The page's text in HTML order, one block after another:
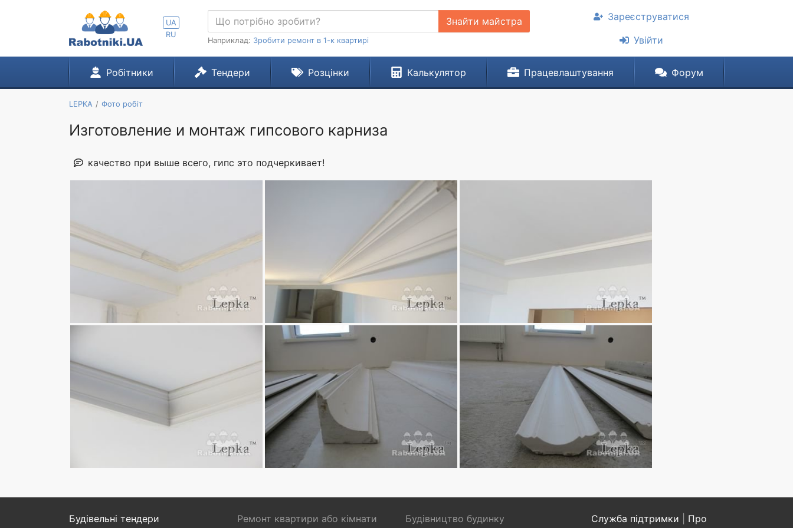
UA
RU
Знайти майстра
Наприклад: Зробити ремонт в 1-к квартирі
Зареєструватися
Увійти
Робітники Тендери Розцінки Калькулятор Працевлаштування Форум
LEPKA Фото робіт
Изготовление и монтаж гипсового карниза
качество при выше всего, гипс это подчеркивает!
Будівельні тендери
Ремонт квартири або кімнати
Будівництво будинку
Служба підтримки
Про